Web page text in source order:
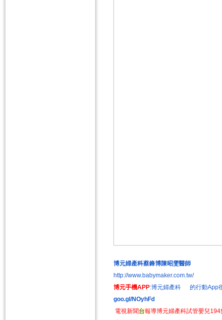
博元婦產科蔡鋒博陳昭雯醫師
http://www.babymaker.com.tw/
博元手機APP:博元婦產科 的行動App
goo.gl/NOyhFd
電視新聞台報導博元婦產科試管嬰兒